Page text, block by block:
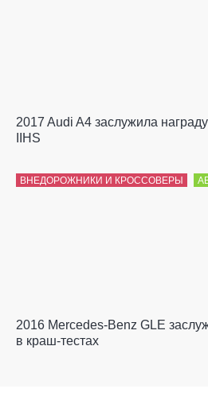
2017 Audi A4 заслужила
IIHS
ВНЕДОРОЖНИКИ И КРОССОВЕРЫ
2016 Mercedes-Benz GLE
в краш-тестах